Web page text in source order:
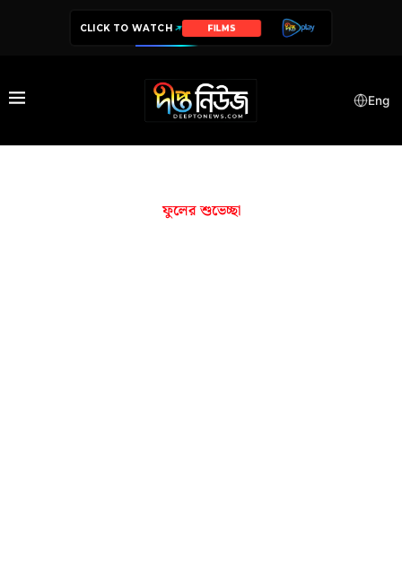
CLICK TO WATCH FILMS
Eng
ফুলের শুভেচ্ছা